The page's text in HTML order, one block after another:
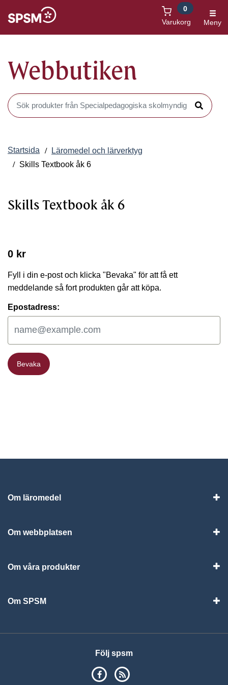
Varukorg
0
Meny
Webbutiken
Sök produkter i Webbutiken
Sök
Startsida
Läromedel och lärverktyg
Skills Textbook åk 6
Skills Textbook åk 6
0 kr
Fyll i din e-post och klicka "Bevaka" för att få ett
meddelande så fort produkten går att köpa.
Epostadress:
Bevaka
Bevaka
Om läromedel
Om webbplatsen
Om våra produkter
Om SPSM
Följ spsm
SPSM på Facebook